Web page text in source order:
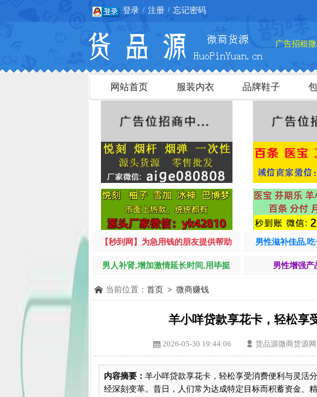
登录 / 注册 / 忘记密码
广告招租
网站首页 服装内衣 品牌鞋子
【秒到网】为急用钱的朋友提供帮助 男性滋补佳品,
男人补肾,增加激情延长时间,用毕挺 男性增强产
当前位置： 首页 > 微商赚钱
羊小咩贷款享花卡，轻松享
2026-05-30 19:44:06 货品源微商货源网
内容摘要： 羊小咩贷款享花卡，轻松享受消费便利与灵活
经深刻变革。昔日，人们常为达成特定目标而积蓄资金、